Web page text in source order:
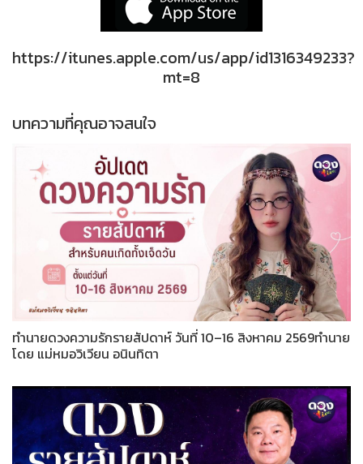
https://itunes.apple.com/us/app/id1316349233?
mt=8
บทความที่คุณอาจสนใจ
ทำนายดวงความรักรายสัปดาห์ วันที่ 10–16 สิงหาคม 2569ทำนาย
โดย แม่หมอวิเวียน อนินทิตา